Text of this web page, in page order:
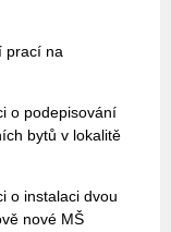
prací na
o podepisování
bytů v lokalitě
o instalaci dvou
nové MŠ